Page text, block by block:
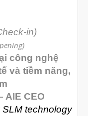
3D
3D Kim Loại
Tích Lực & Mô Phỏng
Mềm Geomagic: Phân Tích
Tật RE & QC
in)
công nghệ
và tiềm năng,
CEO
technology